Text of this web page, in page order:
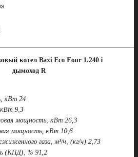
котел Baxi Eco Four 1.240 i
дымоход R
кВт 24
9,3
мощность, кВт 26,3
мощность, кВт 10,6
газа, м³/ч, (кг/ч) 2,73
(КПД), % 91,2